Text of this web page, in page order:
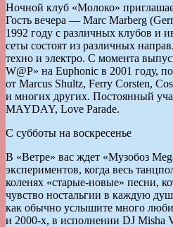
Ночной клуб «Молоко»
Гость вечера — Marc Marberg
1992 году с различных клубов и
сеты состоят из различных
техно и электро. С момента
W@P» на Euphonic в 2001 году,
от Marcus Shultz, Ferry Corsten,
и многих других. Постоянный
MAYDAY, Love Parade.
С субботы на воскресенье
В «Ветре» вас ждет «Музобоз
экспериментов, когда весь
коленях «старые-новые» песни,
чувство ностальгии в каждую
как обычно услышите много
и 2000-х, в исполнении DJ Misha